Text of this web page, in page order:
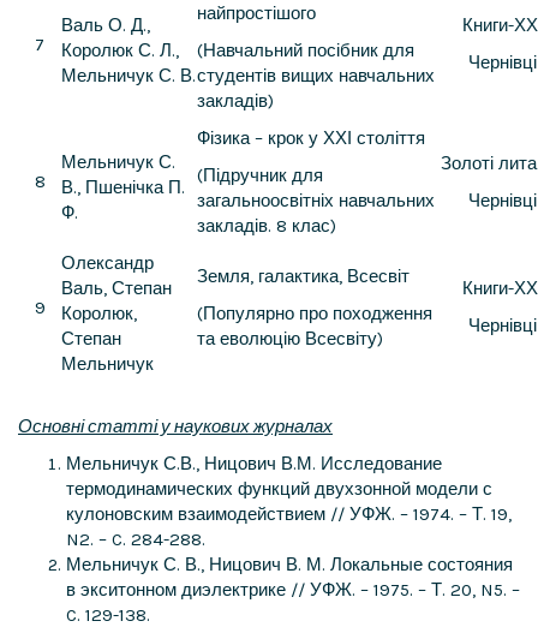
7
Валь О. Д.,
Королюк С. Л.,
Мельничук С. В.
найпростішого
(Навчальний посібник для
студентів вищих навчальних
закладів)
Книги-
Чернівці
8
Мельничук С.
В., Пшенічка П.
Ф.
Фізика – крок у ХХІ століття
(Підручник для
загальноосвітніх навчальних
закладів. 8 клас)
Золоті
Чернівці
9
Олександр
Валь, Степан
Королюк,
Степан
Мельничук
Земля, галактика, Всесвіт
(Популярно про походження
та еволюцію Всесвіту)
Книги-
Чернівці
Основні статті у наукових журналах
Мельничук С.В., Ницович В.М. Исследование
термодинамических функций двухзонной модели с
кулоновским взаимодействием // УФЖ. – 1974. – Т. 19,
N2. – C. 284-288.
Мельничук С. В., Ницович В. М. Локальные состояния
в экситонном диэлектрике // УФЖ. – 1975. – Т. 20, N5. –
C. 129-138.